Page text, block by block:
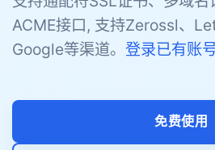
ACME接口, 支持Zerossl、
Google等渠道。 登录已有账
免费使用